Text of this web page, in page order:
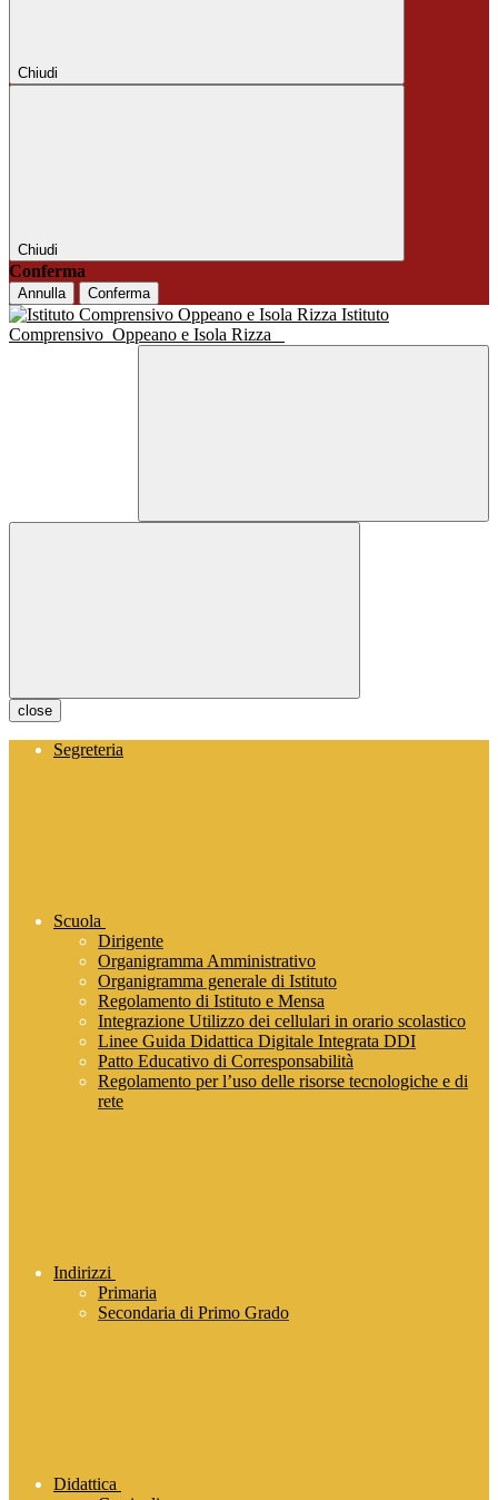
Chiudi
Chiudi
Conferma
Annulla Conferma
Istituto
Comprensivo Oppeano e Isola Rizza
close
Segreteria
Scuola
Dirigente
Organigramma Amministrativo
Organigramma generale di Istituto
Regolamento di Istituto e Mensa
Integrazione Utilizzo dei cellulari in orario scolastico
Linee Guida Didattica Digitale Integrata DDI
Patto Educativo di Corresponsabilità
Regolamento per l’uso delle risorse tecnologiche e di
rete
Indirizzi
Primaria
Secondaria di Primo Grado
Didattica